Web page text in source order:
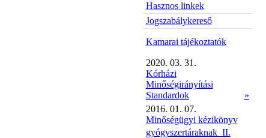
Hasznos linkek
Jogszabálykereső
Kamarai tájékoztatók
2020. 03. 31.
Kórházi
Minőségirányítási
Standardok
»
2016. 01. 07.
Minőségügyi kézikönyv
gyógyszertáraknak  II.